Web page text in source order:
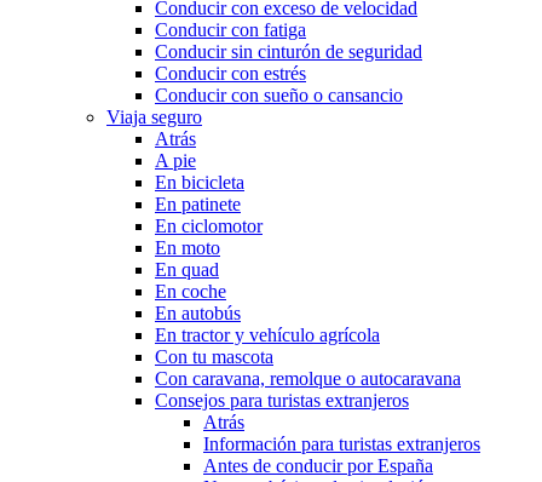
Conducir con exceso de velocidad
Conducir con fatiga
Conducir sin cinturón de seguridad
Conducir con estrés
Conducir con sueño o cansancio
Viaja seguro
Atrás
A pie
En bicicleta
En patinete
En ciclomotor
En moto
En quad
En coche
En autobús
En tractor y vehículo agrícola
Con tu mascota
Con caravana, remolque o autocaravana
Consejos para turistas extranjeros
Atrás
Información para turistas extranjeros
Antes de conducir por España